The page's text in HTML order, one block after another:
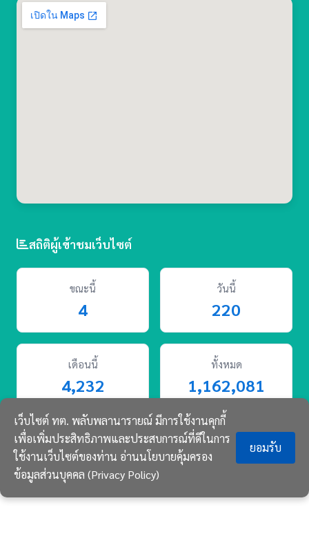
สถิติผู้เข้าชมเว็บไซต์
ขณะนี้
4
วันนี้
220
เดือนนี้
4,232
ทั้งหมด
1,162,081
© 2569 พลับพลานารายณ์ สงวนลิขสิทธิ์.
CLA Smart Web v3.0 พัฒนาโดย
Crop
เว็บไซต์ ทต. พลับพลานารายณ์ มีการใช้งานคุกกี้
เพื่อเพิ่มประสิทธิภาพและประสบการณ์ที่ดีในการ
ใช้งานเว็บไซต์ของท่าน อ่านนโยบายคุ้มครอง
ข้อมูลส่วนบุคคล (Privacy Policy)
ยอมรับ